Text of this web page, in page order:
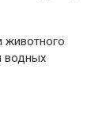
животного
водных